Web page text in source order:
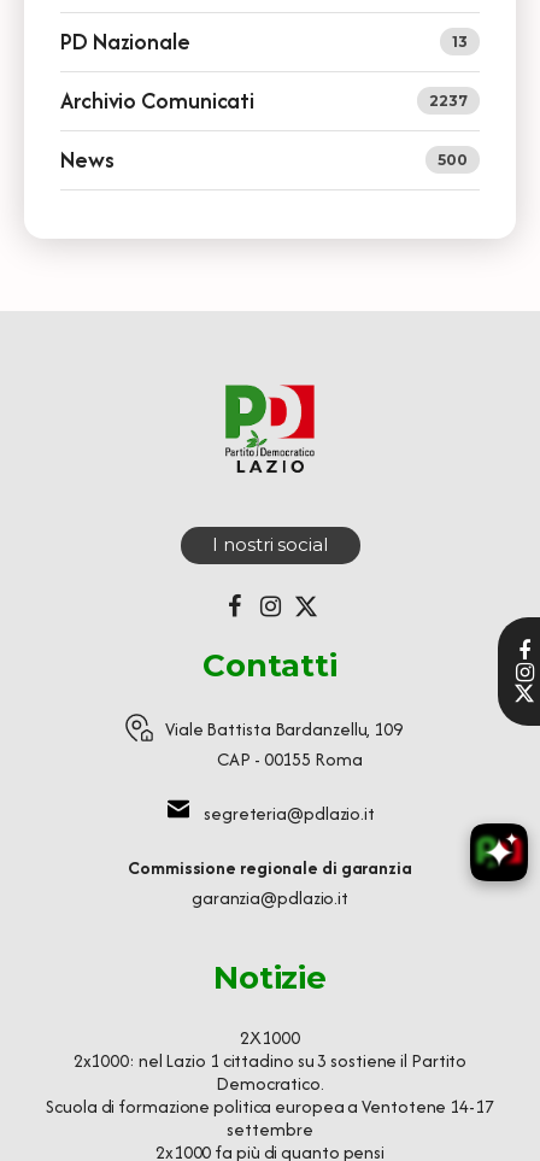
PD Nazionale 13
Archivio Comunicati 2237
News 500
I nostri social
Contatti
Viale Battista Bardanzellu, 109
CAP - 00155 Roma
segreteria@pdlazio.it
Commissione regionale di garanzia
garanzia@pdlazio.it
Notizie
2X1000
2x1000: nel Lazio 1 cittadino su 3 sostiene il Partito
Democratico.
Scuola di formazione politica europea a Ventotene 14-17
settembre
2x1000 fa più di quanto pensi